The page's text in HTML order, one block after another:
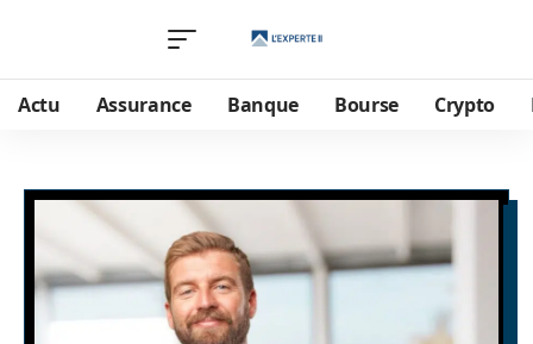
Actu Assurance Banque Bourse Crypto